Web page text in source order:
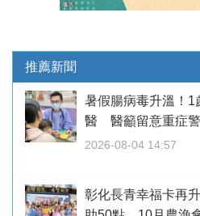
推薦新聞
暑假腸病毒升溫！1
醫 醫籲留意重症
2026-08-04 14:57
彰化長青幸福卡再